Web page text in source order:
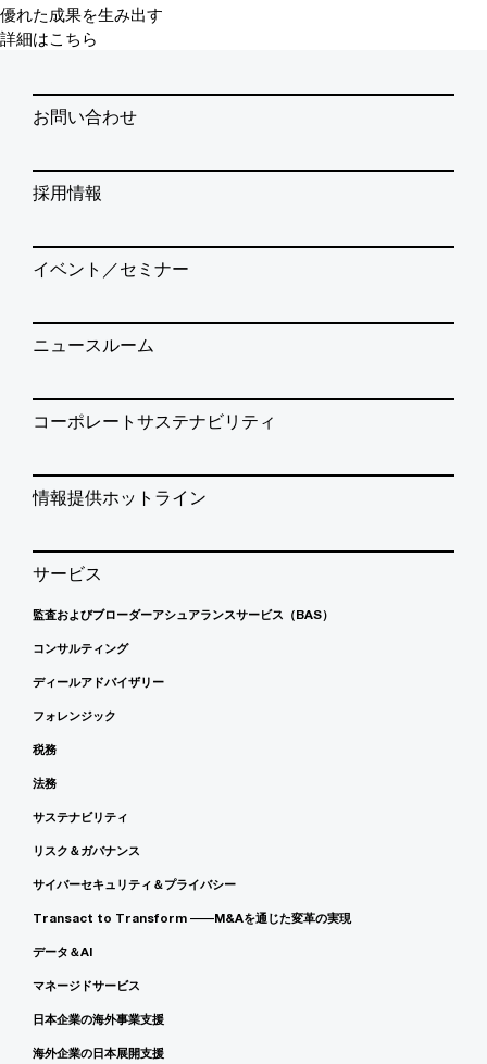
優れた成果を生み出す
詳細はこちら
お問い合わせ
採用情報
イベント／セミナー
ニュースルーム
コーポレートサステナビリティ
情報提供ホットライン
サービス
監査およびブローダーアシュアランスサービス（BAS）
コンサルティング
ディールアドバイザリー
フォレンジック
税務
法務
サステナビリティ
リスク＆ガバナンス
サイバーセキュリティ＆プライバシー
Transact to Transform ――M&Aを通じた変革の実現
データ＆AI
マネージドサービス
日本企業の海外事業支援
海外企業の日本展開支援